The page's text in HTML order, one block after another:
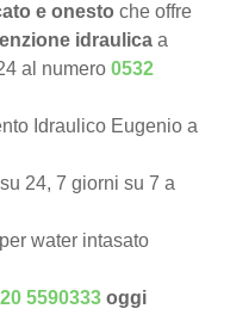
e onesto che offre
idraulica a
al numero 0532
Idraulico Eugenio a
24, 7 giorni su 7 a
water intasato
5590333 oggi